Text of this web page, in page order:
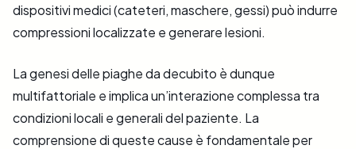
dispositivi medici (cateteri, maschere, gessi) può indurre
compressioni localizzate e generare lesioni.
La genesi delle piaghe da decubito è dunque
multifattoriale e implica un’interazione complessa tra
condizioni locali e generali del paziente. La
comprensione di queste cause è fondamentale per